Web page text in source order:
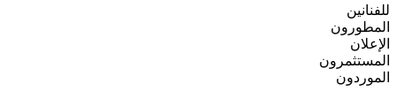
للفنانين
المطورون
الإعلان
المستثمرون
الموردون